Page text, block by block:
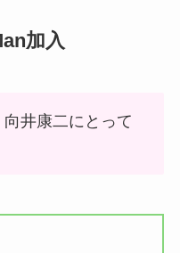
加入
井康二にとって